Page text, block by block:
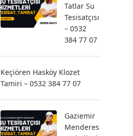
Tatlar Su
Tesisatçısı
– 0532
384 77 07
Keçiören Hasköy Klozet
Tamiri – 0532 384 77 07
Gaziemir
Menderes